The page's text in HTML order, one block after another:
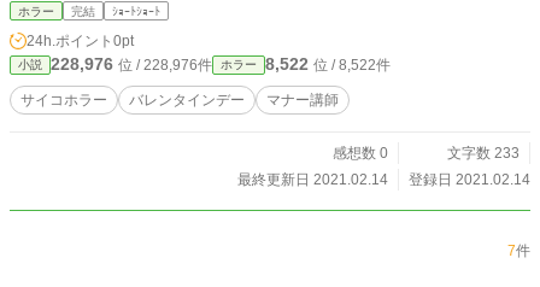
ホラー 完結 ｼｮｰﾄｼｮｰﾄ
24h.ポイント 0pt
小説 228,976 位 / 228,976件 ホラー 8,522 位 / 8,522件
サイコホラー バレンタインデー マナー講師
感想数 0
文字数 233
最終更新日 2021.02.14
登録日 2021.02.14
7件